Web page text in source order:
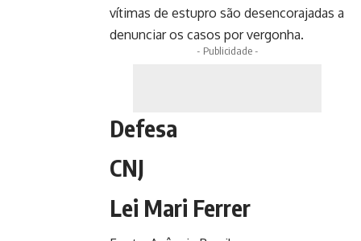
vítimas de estupro são desencorajadas a
denunciar os casos por vergonha.
- Publicidade -
Defesa
CNJ
Lei Mari Ferrer